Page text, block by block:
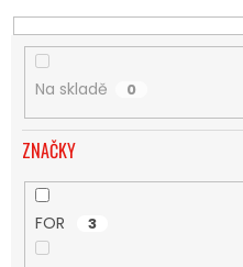
T
Ů
Na skladě 0
ZNAČKY
FOR 3